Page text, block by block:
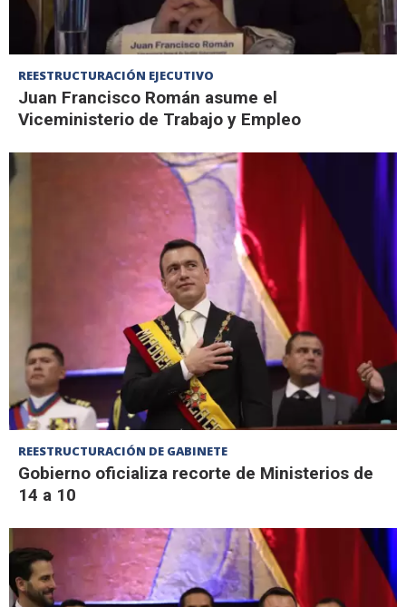
REESTRUCTURACIÓN EJECUTIVO
Juan Francisco Román asume el
Viceministerio de Trabajo y Empleo
REESTRUCTURACIÓN DE GABINETE
Gobierno oficializa recorte de Ministerios de
14 a 10